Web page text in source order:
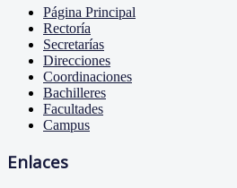
Página Principal
Rectoría
Secretarías
Direcciones
Coordinaciones
Bachilleres
Facultades
Campus
Enlaces